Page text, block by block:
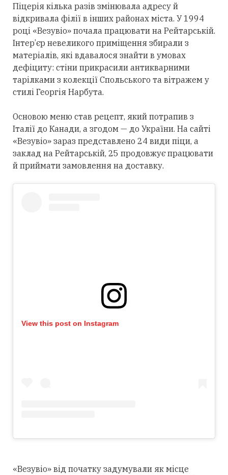
Піцерія кілька разів змінювала адресу й
відкривала філії в інших районах міста. У 1994
році «Везувіо» почала працювати на Рейтарській.
Інтер’єр невеликого приміщення збирали з
матеріалів, які вдавалося знайти в умовах
дефіциту: стіни прикрасили антикварними
тарілками з колекції Спольського та вітражем у
стилі Георгія Нарбута.
Основою меню став рецепт, який потрапив з
Італії до Канади, а згодом — до України. На сайті
«Везувіо» зараз представлено 24 види піци, а
заклад на Рейтарській, 25 продовжує працювати
й приймати замовлення на доставку.
View this post on Instagram
«Везувіо» від початку задумували як місце